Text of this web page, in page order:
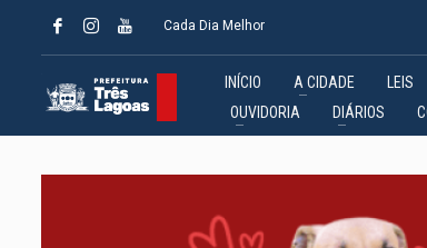
Cada Dia Melhor
INÍCIO A CIDADE LEIS
OUVIDORIA
DIÁRIOS